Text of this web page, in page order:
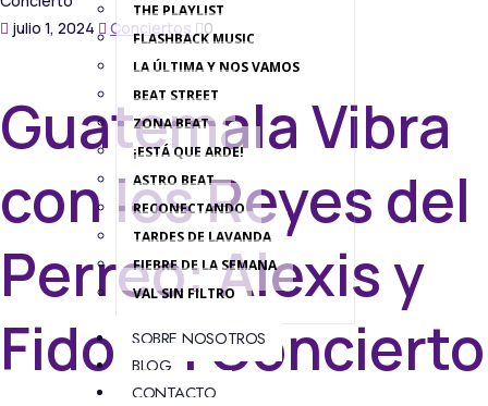
THE PLAYLIST
FLASHBACK MUSIC
LA ÚLTIMA Y NOS VAMOS
BEAT STREET
ZONA BEAT
¡ESTÁ QUE ARDE!
ASTRO BEAT
RECONECTANDO
TARDES DE LAVANDA
FIEBRE DE LA SEMANA
VAL SIN FILTRO
SOBRE NOSOTROS
BLOG
CONTACTO
julio 1, 2024 Conciertos 0
Guatemala Vibra
con los Reyes del
Perreo: Alexis y
Fido en Concierto